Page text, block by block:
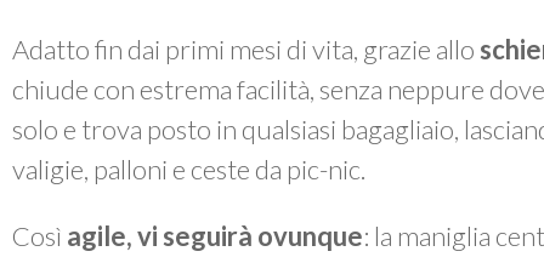
Adatto fin dai primi mesi di vita, grazie allo
chiude con estrema facilità, senza neppure
solo e trova posto in qualsiasi bagagliaio,
valigie, palloni e ceste da pic-nic.
Così agile, vi seguirà ovunque: la maniglia